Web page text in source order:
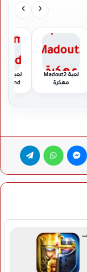
‹
›
لعبة Madout2
مهكرة
Legend مهكرة
ماسنجر واتساب